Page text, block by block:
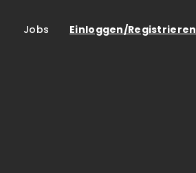
Einloggen/Registrieren
Jobs